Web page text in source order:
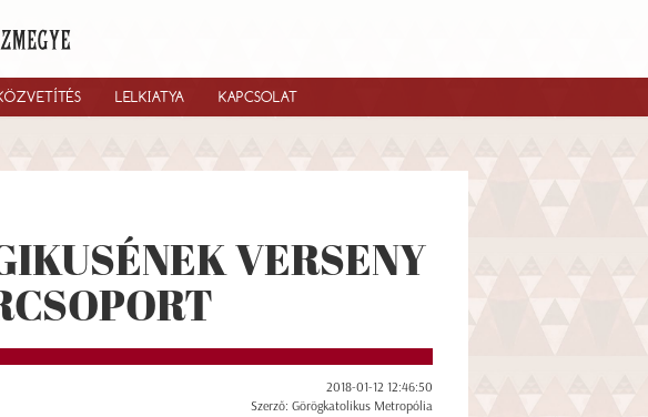
LELKIATYA KAPCSOLAT
VERSENY
2018-01-12 12:46:50
Szerző: Görögkatolikus Metropólia